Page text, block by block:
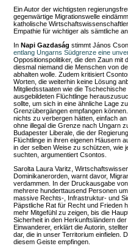
Ein Autor der wichtigsten
gegenwärtige Migrationswelle
katholische
Empathie für wichtiger als sämtliche
In Napi Gazdaság stimmt János
entlang Ungarns Südgrenze eine
Oppositionspolitiker, die den Zaun mit
diesmal niemand die Menschen von
abhalten wolle. Zudem kritisiert
Worten, die weiterhin keine Lösung
Mitgliedsstaaten wie die
ausgebildeten Flüchtlinge
sollte, um sich in eine ähnliche Lage
Grenzübergängen empfangen
nichts zu verbergen hätten, einfach
ohne illegal die Grenze nach Ungarn
Budapester Liberale, die der
Flüchtlinge in ihren eigenen Häusern
in der selben Weise zu schützen, wie
suchten, argumentiert Csontos.
Sarolta Laura Varitz,
Dominikanerorden, warnt davor,
verdammen. In der Druckausgabe von
mehrere hunderttausend Personen
massive Rechts-, Infrastruktur- und
Päpstliche Rat für Recht und Frieden
mehr Mitgefühl zu zeigen, bis die
Sicherheit in den Herkunftsländern
Einwanderer, erklärt die Autorin,
dar, die in unser Territorium einfielen.
diesem Geiste empfingen.